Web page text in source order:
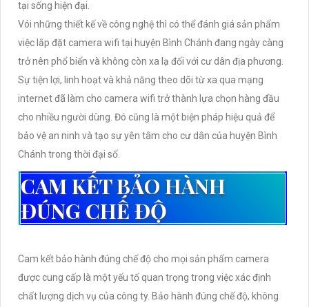
tại sống hiện đại.
Vói những thiết kế về công nghệ thì có thể đánh giá sản phẩm
việc lắp đặt camera wifi tại huyện Bình Chánh đang ngày càng
trở nên phổ biến và không còn xa lạ đối với cư dân địa phương.
Sự tiện lợi, linh hoạt và khả năng theo dõi từ xa qua mạng
internet đã làm cho camera wifi trở thành lựa chọn hàng đầu
cho nhiều người dùng. Đó cũng là một biện pháp hiệu quả để
bảo vệ an ninh và tạo sự yên tâm cho cư dân của huyện Bình
Chánh trong thời đại số.
CAM KẾT BẢO HÀNH
ĐÚNG CHẾ ĐỘ
Cam kết bảo hành đúng chế độ cho mọi sản phẩm camera
được cung cấp là một yếu tố quan trọng trong việc xác định
chất lượng dịch vụ của công ty. Bảo hành đúng chế độ, không